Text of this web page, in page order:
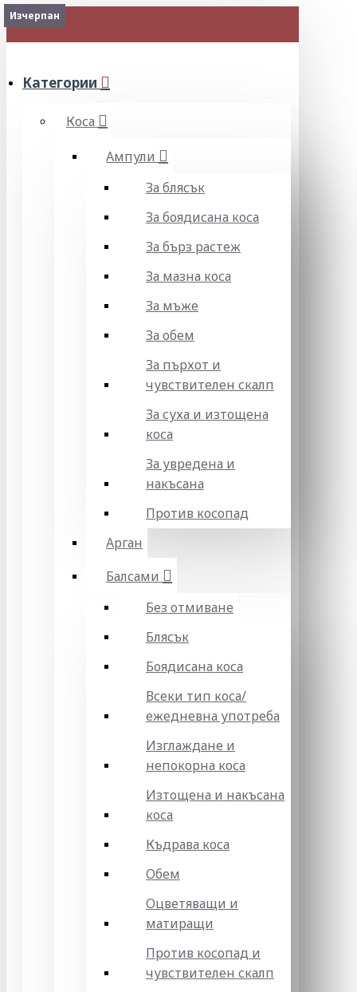
МЕНЮ
Категории
Коса
Ампули
За блясък
За боядисана коса
За бърз растеж
За мазна коса
За мъже
За обем
За пърхот и
чувствителен скалп
За суха и изтощена
коса
За увредена и
накъсана
Против косопад
Арган
Балсами
Без отмиване
Блясък
Боядисана коса
Всеки тип коса/
ежедневна употреба
Изглаждане и
непокорна коса
Изтощена и накъсана
коса
Къдрава коса
Обем
Оцветяващи и
матиращи
Против косопад и
чувствителен скалп
Изчерпан
Изчерпан
Изчерпан
Изчерпан
Изчерпан